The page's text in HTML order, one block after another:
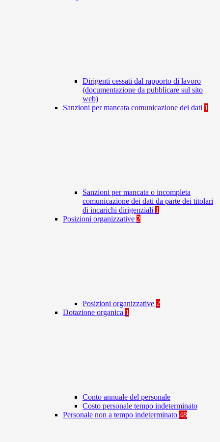
Dirigenti cessati dal rapporto di lavoro
(documentazione da pubblicare sul sito
web)
Sanzioni per mancata comunicazione dei dati 1
Sanzioni per mancata o incompleta
comunicazione dei dati da parte dei titolari
di incarichi dirigenziali 1
Posizioni organizzative 2
Posizioni organizzative 2
Dotazione organica 1
Conto annuale del personale
Costo personale tempo indeterminato
Personale non a tempo indeterminato 48